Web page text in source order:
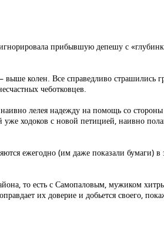
прибывшую депешу с
колен. Все справедливо страшились
чеботковцев.
лелея надежду на помощь со
ходоков с новой петицией, наивно
ежегодно (им даже показали бумаги)
то есть с Самопаловым, мужиком
их доверие и добьется своего,